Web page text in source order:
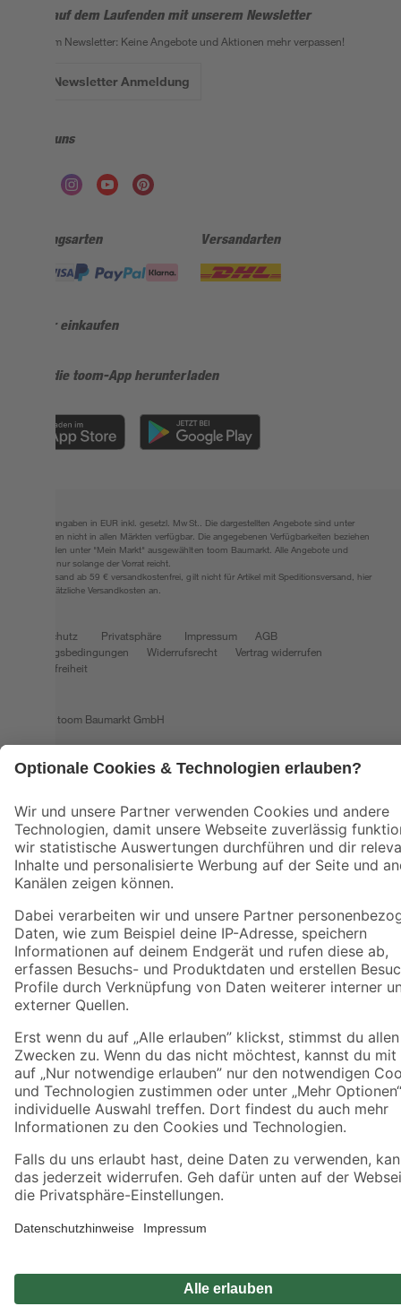
Bleib auf dem Laufenden mit unserem Newsletter
Der toom Newsletter: Keine Angebote und Aktionen mehr verpassen!
Zur Newsletter Anmeldung
Folge uns
Zahlungsarten Versandarten
Sicher einkaufen
Jetzt die toom-App herunterladen
Alle Preisangaben in EUR inkl. gesetzl. MwSt.. Die dargestellten Angebote sind unter
Umständen nicht in allen Märkten verfügbar. Die angegebenen Verfügbarkeiten beziehen
sich auf den unter "Mein Markt" ausgewählten toom Baumarkt. Alle Angebote und
Produkte nur solange der Vorrat reicht.
*Paketversand ab 59 € versandkostenfrei, gilt nicht für Artikel mit Speditionsversand, hier
fallen zusätzliche Versandkosten an.
Datenschutz Privatsphäre Impressum
AGB
Nutzungsbedingungen
Widerrufsrecht
Vertrag widerrufen
Barrierefreiheit
© 2026 toom Baumarkt GmbH